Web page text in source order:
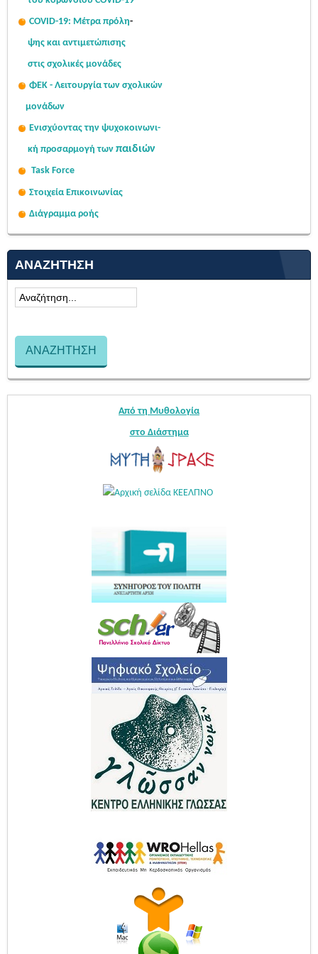
COVID-19: Μέτρα πρόλη-
ψης και αντιμετώπισης
στις σχολικές μονάδες
ΦΕΚ - Λειτουργία των σχολικών
μονάδων
Ενισχύοντας την ψυχοκοινωνι-
κή προσαρμογή των παιδιών
Task Force
Στοιχεία Επικοινωνίας
Διάγραμμα ροής
ΑΝΑΖΉΤΗΣΗ
Από τη Μυθολογία
στο Διάστημα